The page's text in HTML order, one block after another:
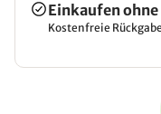
Einkaufen
Kostenfreie